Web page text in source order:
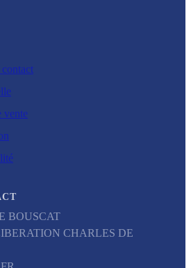
vente
BOUSCAT
CHARLES DE